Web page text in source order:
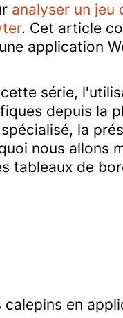
analyser un jeu
. Cet article
application
série,
depuis la
la
nous allons
tableaux de
en